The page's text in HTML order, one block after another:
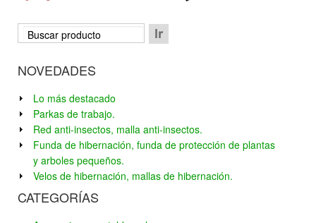
NOVEDADES
Lo más destacado
Parkas de trabajo.
Red anti-insectos, malla anti-insectos.
Funda de hibernación, funda de protección de plantas
y arboles pequeños.
Velos de hibernación, mallas de hibernación.
CATEGORÍAS